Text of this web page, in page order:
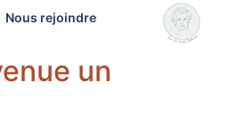
Nous rejoindre
un